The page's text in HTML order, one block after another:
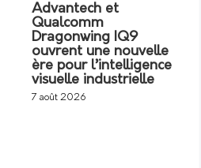
Advantech et
Qualcomm
Dragonwing IQ9
ouvrent une nouvelle
ère pour l’intelligence
visuelle industrielle
7 août 2026